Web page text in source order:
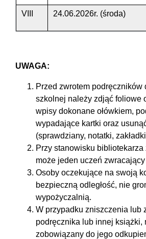
VIII 24.06.2026r. (środa)
UWAGA:
Przed zwrotem podręczników
szkolnej należy zdjąć foliowe
wpisy dokonane ołówkiem,
wypadające kartki oraz
(sprawdziany, notatki,
Przy stanowisku
może jeden uczeń
Osoby oczekujące na swoją
bezpieczną odległość, nie
wypożyczalnią.
W przypadku zniszczenia lub
podręcznika lub innej książki,
zobowiązany do jego